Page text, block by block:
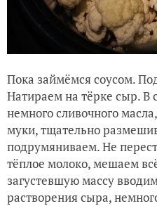
Пока займёмся соусом.
Натираем на тёрке сыр. В
немного сливочного
муки, тщательно
подрумяниваем. Не
тёплое молоко, мешаем
загустевшую массу
растворения сыра,